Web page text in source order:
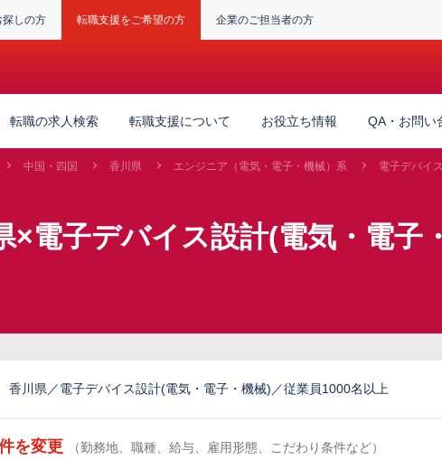
探しの方 転職支援をご希望の方 企業のご担当者の方
転職の求人検索 転職支援について お役立ち情報 QA・お問い
中国・四国 香川県 エンジニア（電気・電子・機械）系 電子デバイ
×電子デバイス設計(電気・電
香川県／電子デバイス設計(電気・電子・機械)／従業員1000名以上
を変更 （勤務地、職種、給与、雇用形態、こだわり条件など）